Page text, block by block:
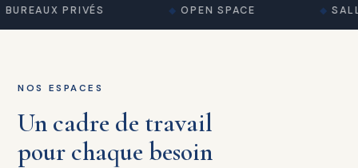
PRIVÉS OPEN SPACE
NOS ESPACES
Un cadre de travail
pour chaque besoin